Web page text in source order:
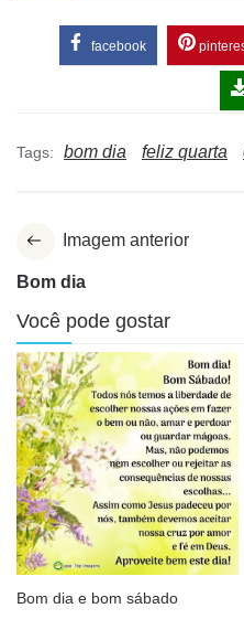
facebook
Tags: bom dia feliz quarta
Imagem anterior
Bom dia
Você pode gostar
Bom dia e bom sábado